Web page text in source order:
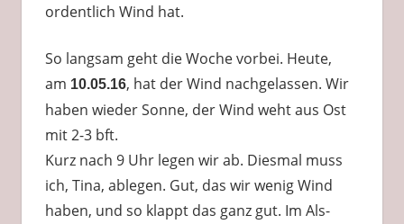
ordentlich Wind hat.
So langsam geht die Woche vorbei. Heute,
am 10.05.16, hat der Wind nachgelassen. Wir
haben wieder Sonne, der Wind weht aus Ost
mit 2-3 bft.
Kurz nach 9 Uhr legen wir ab. Diesmal muss
ich, Tina, ablegen. Gut, das wir wenig Wind
haben, und so klappt das ganz gut. Im Als-